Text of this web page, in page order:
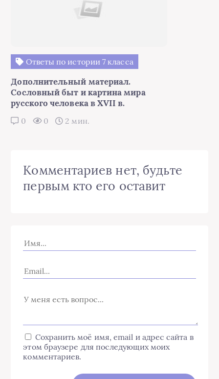
Ответы по истории 7 класса
Дополнительный материал.
Сословный быт и картина мира
русского человека в XVII в.
0 0 2 мин.
Комментариев нет, будьте
первым кто его оставит
Сохранить моё имя, email и адрес сайта в
этом браузере для последующих моих
комментариев.